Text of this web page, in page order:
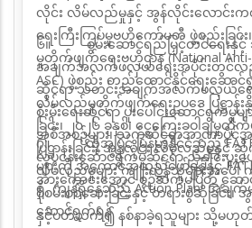
လိုင်း လိမ်လည်မှုနှင့် အွန်လိုင်းလောင်းကစ
ရေးကြီးကြပ်မှုဗဟိုကော်မတီ ဖွဲ့စည်းခြင်း၊
မှုတိုက်ဖျက်ရေးဗဟိုဌာန (National
ASC) ဖွဲ့စည်း တည်ထောင်နိုင်ရေးဆောင်ရွ
လိမ်လည်မှုတိုက်ဖျက်ရေးဥပဒေ ပြဋ္ဌာန်
ခြင်း၊
၂၀၂၆ ခုနှစ်၊ ငွေကြေးခဝါချမှု
ပြဋ္ဌာန်းခြင်း၊ အွန်လိုင်း လိမ်လည်မှုနှ
လိမ်လည်မှုများ ကျူးလွန်သူများအပေါ်
စုံစမ်းစစ်ဆေးခြင်းနှင့် တရားစွဲဆိုခြင်း
နှင့်ပတ်သက်၍ နစ်နာခဲ့ရသူများ သို့မဟု
၆။စွမ်းဆောင်ရည်မြှင့်တင်ရေးနှ
အချက်အလက်ဖလှယ်ရေးအပိုင်းတွင်လ
ဆိုင်ရာ သတင်းအချက်အလက်ဖလှယ်ရေးယန္
စိုးမိုးရေးဆိုင်ရာ ပူးပေါင်းဆောင်ရွက်မှုမျ
အစီအစဉ်များ၊ သက်ဆိုင်ရာအာဏာပိုင်အ
လုပ်ငန်းဆောင်ရွက်မှုဆိုင်ရာ ညှိနှိုင်းပူးပေ
အားကောင်းအောင်စဉ်ဆက်မပြတ် ဆေ
၇။ ထို့အပြင် မြန်မာနိုင်ငံသည်
များကို အကောင်အထည်ဖော်ရန်နှင့်
ရှိ ကျန်ရှိနေသည့်Action Planအချက်
ဆောင်ရွက်ရန်